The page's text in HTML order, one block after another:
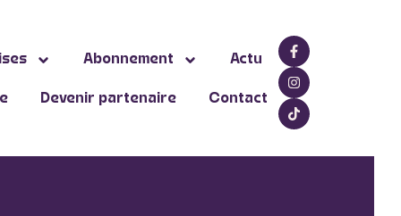
Abonnement Actu
Devenir partenaire Contact